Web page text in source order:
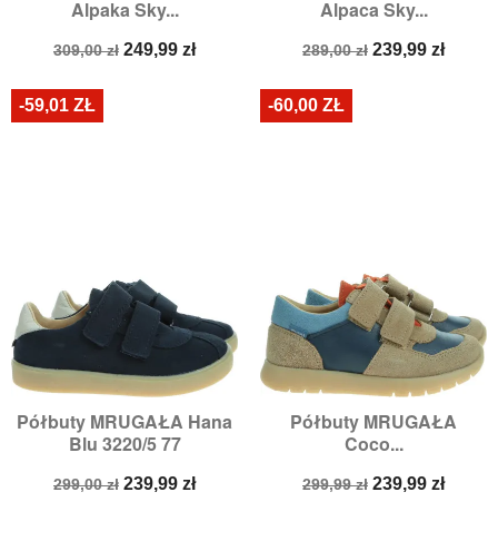
Alpaka Sky...
Cena
309,00 zł Cena
249,99 zł
Alpaca Sky...
Cena
289,00 zł Cena
239,99 zł
Półbuty MRUGAŁA Hana
Blu 3220/5 77
Cena
299,00 zł Cena
239,99 zł
-59,01 ZŁ
Półbuty MRUGAŁA
Coco...
Cena
299,99 zł Cena
239,99 zł
-60,00 ZŁ